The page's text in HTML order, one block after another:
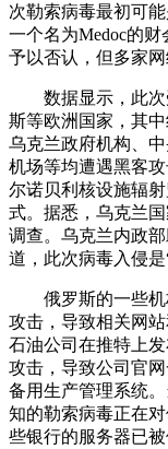
次勒索病毒最初可
一个名为Medoc的
予以否认，但多家
数据显示，此次
斯等欧洲国家，其
乌克兰政府机构、
机场等均遭遇黑客
尔诺贝利核设施辐
式。据悉，乌克兰
调查。乌克兰内政部
道，此次病毒入侵是
俄罗斯的一些机
攻击，导致相关网
石油公司在推特上
攻击，导致公司官
备用生产管理系统
知的勒索病毒正在
些银行的服务器已被